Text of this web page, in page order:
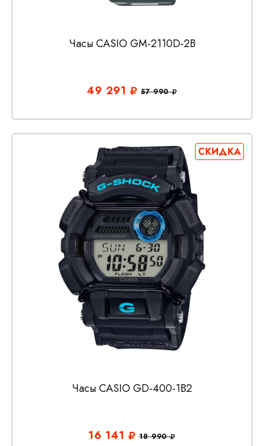
Часы CASIO GM-2110D-2B
49 291 57 990
СКИДКА
Часы CASIO GD-400-1B2
16 141 18 990